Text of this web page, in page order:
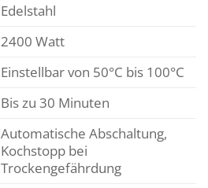
Edelstahl
2400 Watt
Einstellbar von 50°C bis 100°C
Bis zu 30 Minuten
Automatische Abschaltung,
Kochstopp bei
Trockengefährdung